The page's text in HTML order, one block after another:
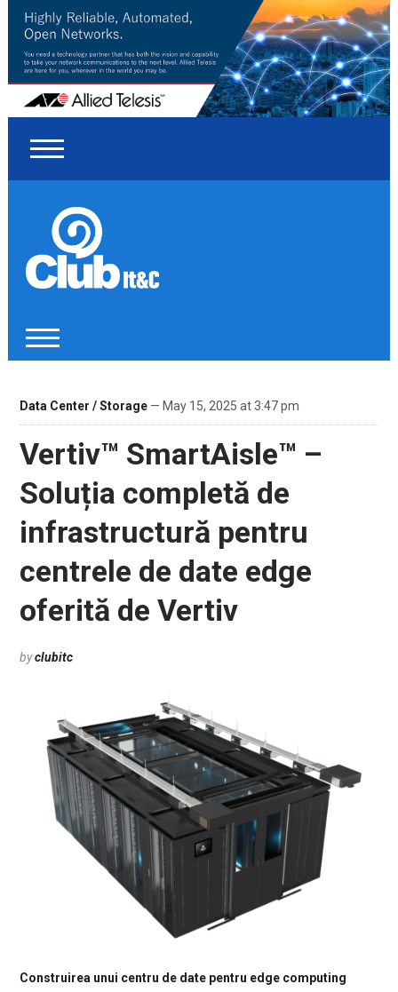
Data Center / Storage— May 15, 2025 at 3:47 pm
Vertiv™ SmartAisle™ –
Soluția completă de
infrastructură pentru
centrele de date edge
oferită de Vertiv
byclubitc
Construirea unui centru de date pentru edge computing